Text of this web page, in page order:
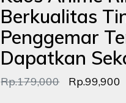
Berkualitas
Penggemar
Dapatkan
Rp.179,000 Rp.99,900